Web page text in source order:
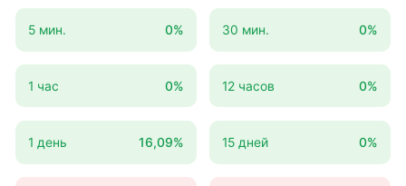
5 мин. 0% 30 мин. 0%
1 час 0% 12 часов 0%
1 день 16,09% 15 дней 0%